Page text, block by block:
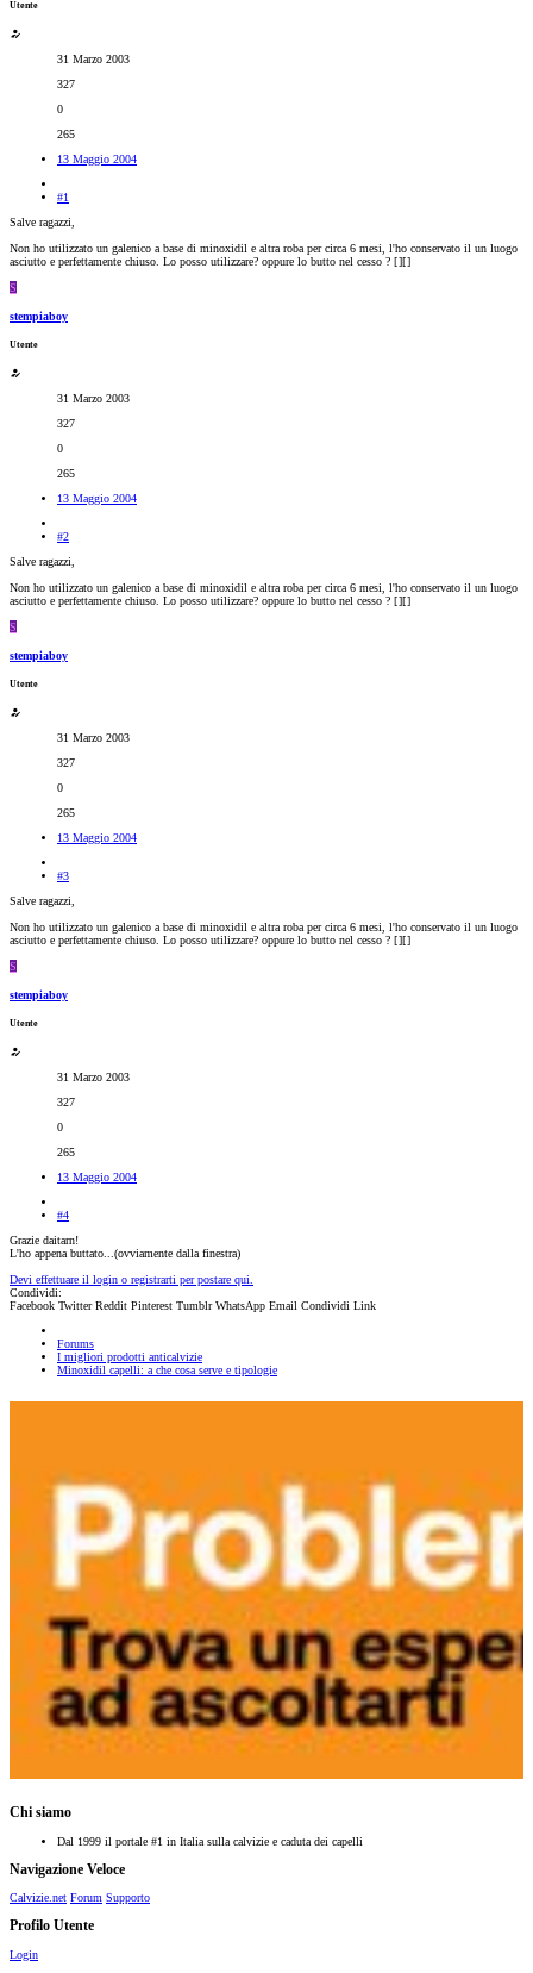
Utente
31 Marzo 2003
327
0
265
13 Maggio 2004
#1
Salve ragazzi,
Non ho utilizzato un galenico a base di minoxidil e altra roba per circa 6 mesi, l'ho conservato il un luogo
asciutto e perfettamente chiuso. Lo posso utilizzare? oppure lo butto nel cesso ? [][]
S
stempiaboy
Utente
31 Marzo 2003
327
0
265
13 Maggio 2004
#2
Salve ragazzi,
Non ho utilizzato un galenico a base di minoxidil e altra roba per circa 6 mesi, l'ho conservato il un luogo
asciutto e perfettamente chiuso. Lo posso utilizzare? oppure lo butto nel cesso ? [][]
S
stempiaboy
Utente
31 Marzo 2003
327
0
265
13 Maggio 2004
#3
Salve ragazzi,
Non ho utilizzato un galenico a base di minoxidil e altra roba per circa 6 mesi, l'ho conservato il un luogo
asciutto e perfettamente chiuso. Lo posso utilizzare? oppure lo butto nel cesso ? [][]
S
stempiaboy
Utente
31 Marzo 2003
327
0
265
13 Maggio 2004
#4
Grazie daitarn!
L'ho appena buttato...(ovviamente dalla finestra)
Devi effettuare il login o registrarti per postare qui.
Condividi:
Facebook Twitter Reddit Pinterest Tumblr WhatsApp Email Condividi Link
Forums
I migliori prodotti anticalvizie
Minoxidil capelli: a che cosa serve e tipologie
Chi siamo
Dal 1999 il portale #1 in Italia sulla calvizie e caduta dei capelli
Navigazione Veloce
Calvizie.net Forum Supporto
Profilo Utente
Login